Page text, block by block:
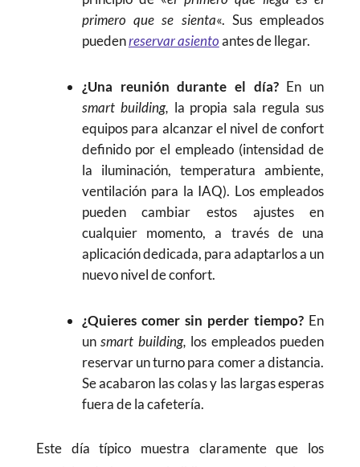
primero que se sienta«. Sus empleados
puedenreservar asientoantes de llegar.
¿Una reunión durante el día? En un
smart building, la propia sala regula sus
equipos para alcanzar el nivel de confort
definido por el empleado (intensidad de
la iluminación, temperatura ambiente,
ventilación para la IAQ). Los empleados
pueden cambiar estos ajustes en
cualquier momento, a través de una
aplicación dedicada, para adaptarlos a un
nuevo nivel de confort.
¿Quieres comer sin perder tiempo? En
unsmart building, los empleados pueden
reservar un turno para comer a distancia.
Se acabaron las colas y las largas esperas
fuera de la cafetería.
Este día típico muestra claramente que los